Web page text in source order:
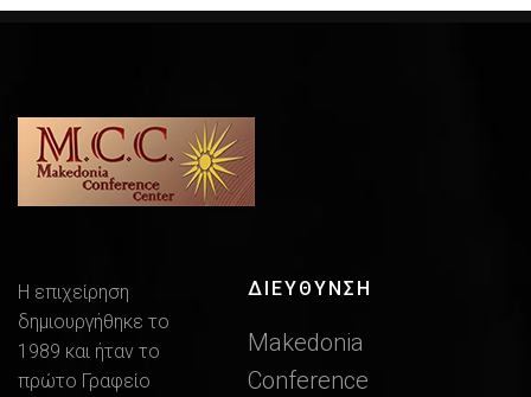
Η επιχείρηση
δημιουργήθηκε το
1989 και ήταν το
πρώτο Γραφείο
ΔΙΕΎΘΥΝΣΗ
Makedonia
Conference